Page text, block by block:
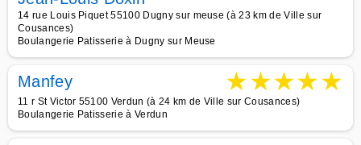
14 rue Louis Piquet 55100 Dugny sur meuse (à 23 km de Ville sur
Cousances)
Boulangerie Patisserie à Dugny sur Meuse
Manfey ★★★★★
11 r St Victor 55100 Verdun (à 24 km de Ville sur Cousances)
Boulangerie Patisserie à Verdun